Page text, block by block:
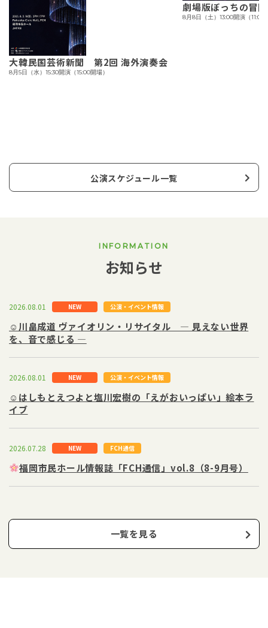
大韓民国芸術新聞 第2回 海外演奏会
8月5日（水）15:30開演（15:00開場）
劇場版ぼっちの冒険
8月8日（土）13:00開演（11:00
公演スケジュール一覧
INFORMATION
お知らせ
一覧を見る
2026.08.01 NEW 公演・イベント情報
☺川畠成道 ヴァイオリン・リサイタル ― 見えない世界
を、音で感じる ―
2026.08.01 NEW 公演・イベント情報
☺はしもとえつよと塩川宏樹の「えがおいっぱい」絵本ラ
イブ
2026.07.28 NEW FCH通信
福岡市民ホール情報誌「FCH通信」vol.8（8-9月号）